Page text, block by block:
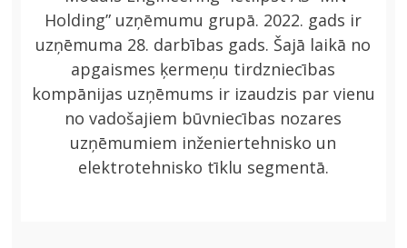
Holding” uzņēmumu grupā. 2022. gads ir
uzņēmuma 28. darbības gads. Šajā laikā no
apgaismes ķermeņu tirdzniecības
kompānijas uzņēmums ir izaudzis par vienu
no vadošajiem būvniecības nozares
uzņēmumiem inženiertehnisko un
elektrotehnisko tīklu segmentā.